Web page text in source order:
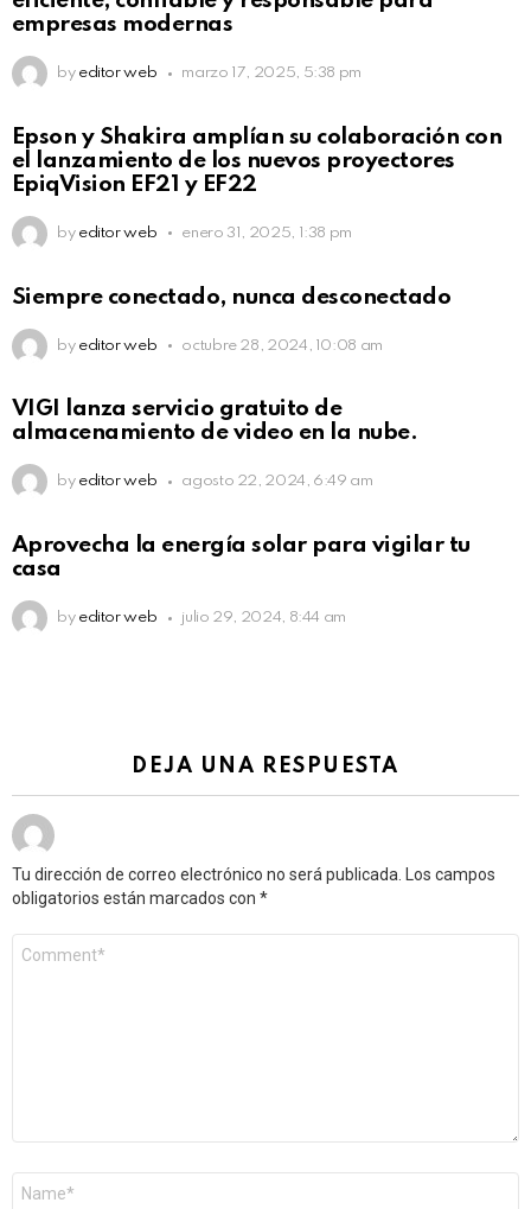
empresas modernas
by editor web marzo 17, 2025, 5:38 pm
Epson y Shakira amplían su colaboración con
el lanzamiento de los nuevos proyectores
EpiqVision EF21 y EF22
by editor web enero 31, 2025, 1:38 pm
Siempre conectado, nunca desconectado
by editor web octubre 28, 2024, 10:08 am
VIGI lanza servicio gratuito de
almacenamiento de video en la nube.
by editor web agosto 22, 2024, 6:49 am
Aprovecha la energía solar para vigilar tu
casa
by editor web julio 29, 2024, 8:44 am
DEJA UNA RESPUESTA
Tu dirección de correo electrónico no será publicada.
Los campos
obligatorios están marcados con *